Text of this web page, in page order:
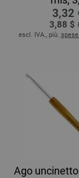
3,32
3,88 $
escl. IVA., più.
Ago